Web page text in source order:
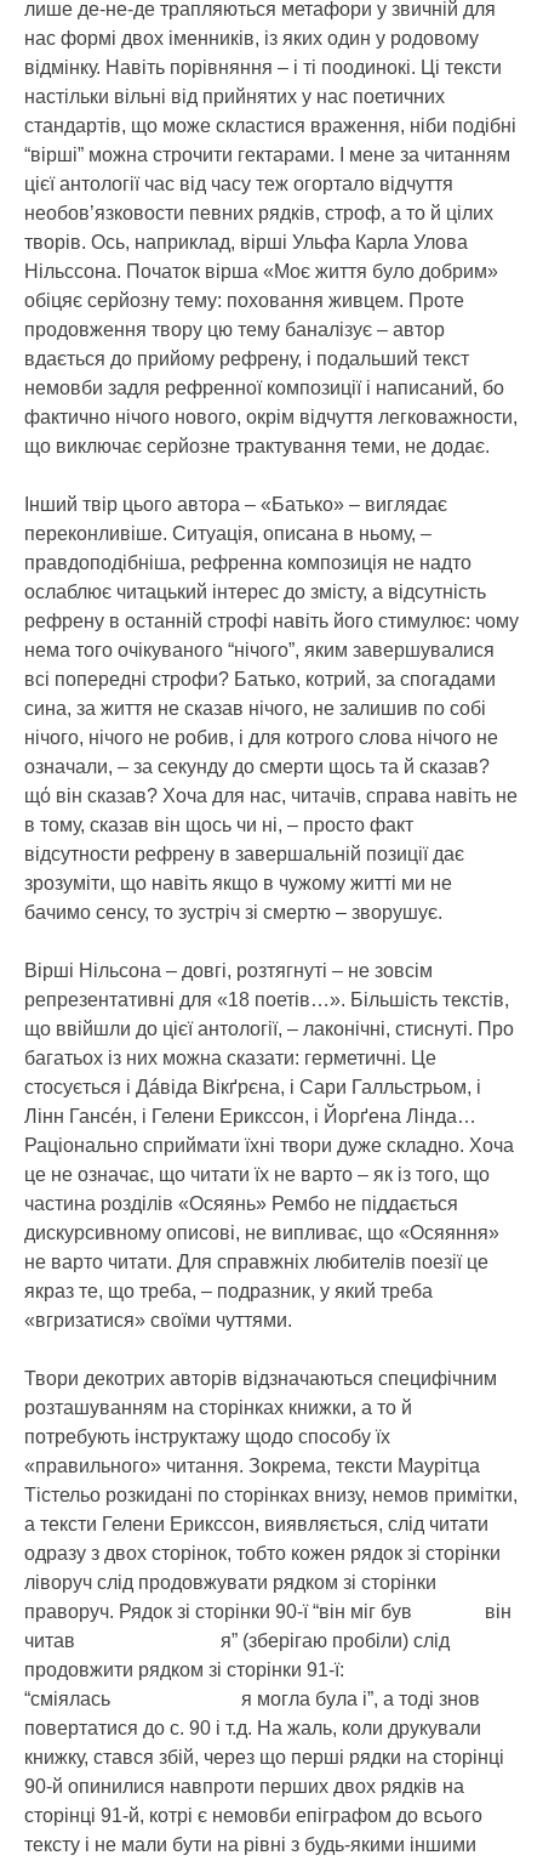
лише де-не-де трапляються метафори у звичній для
нас формі двох іменників, із яких один у родовому
відмінку. Навіть порівняння – і ті поодинокі. Ці тексти
настільки вільні від прийнятих у нас поетичних
стандартів, що може скластися враження, ніби подібні
“вірші” можна строчити гектарами. І мене за читанням
цієї антології час від часу теж огортало відчуття
необов’язковости певних рядків, строф, а то й цілих
творів. Ось, наприклад, вірші Ульфа Карла Улова
Нільссона. Початок вірша «Моє життя було добрим»
обіцяє серйозну тему: поховання живцем. Проте
продовження твору цю тему баналізує – автор
вдається до прийому рефрену, і подальший текст
немовби задля рефренної композиції і написаний, бо
фактично нічого нового, окрім відчуття легковажности,
що виключає серйозне трактування теми, не додає.
Інший твір цього автора – «Батько» – виглядає
переконливіше. Ситуація, описана в ньому, –
правдоподібніша, рефренна композиція не надто
ослаблює читацький інтерес до змісту, а відсутність
рефрену в останній строфі навіть його стимулює: чому
нема того очікуваного “нічого”, яким завершувалися
всі попередні строфи? Батько, котрий, за спогадами
сина, за життя не сказав нічого, не залишив по собі
нічого, нічого не робив, і для котрого слова нічого не
означали, – за секунду до смерти щось та й сказав?
щό він сказав? Хоча для нас, читачів, справа навіть не
в тому, сказав він щось чи ні, – просто факт
відсутности рефрену в завершальній позиції дає
зрозуміти, що навіть якщо в чужому житті ми не
бачимо сенсу, то зустріч зі смертю – зворушує.
Вірші Нільсона – довгі, розтягнуті – не зовсім
репрезентативні для «18 поетів…». Більшість текстів,
що ввійшли до цієї антології, – лаконічні, стиснуті. Про
багатьох із них можна сказати: герметичні. Це
стосується і Дáвіда Вікґрєна, і Сари Галльстрьом, і
Лінн Гансéн, і Гелени Ерикссон, і Йорґена Лінда…
Раціонально сприймати їхні твори дуже складно. Хоча
це не означає, що читати їх не варто – як із того, що
частина розділів «Осяянь» Рембо не піддається
дискурсивному описові, не випливає, що «Осяяння»
не варто читати. Для справжніх любителів поезії це
якраз те, що треба, – подразник, у який треба
«вгризатися» своїми чуттями.
Твори декотрих авторів відзначаються специфічним
розташуванням на сторінках книжки, а то й
потребують інструктажу щодо способу їх
«правильного» читання. Зокрема, тексти Маурітца
Тістельо розкидані по сторінках внизу, немов примітки,
а тексти Гелени Ерикссон, виявляється, слід читати
одразу з двох сторінок, тобто кожен рядок зі сторінки
ліворуч слід продовжувати рядком зі сторінки
праворуч. Рядок зі сторінки 90-ї “він міг був він
читав я” (зберігаю пробіли) слід
продовжити рядком зі сторінки 91-ї:
“сміялась я могла була і”, а тоді знов
повертатися до с. 90 і т.д. На жаль, коли друкували
книжку, стався збій, через що перші рядки на сторінці
90-й опинилися навпроти перших двох рядків на
сторінці 91-й, котрі є немовби епіграфом до всього
тексту і не мали бути на рівні з будь-якими іншими